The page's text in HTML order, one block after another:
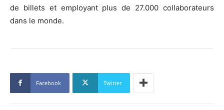
de billets et employant plus de 27.000 collaborateurs
dans le monde.
Facebook Twitter